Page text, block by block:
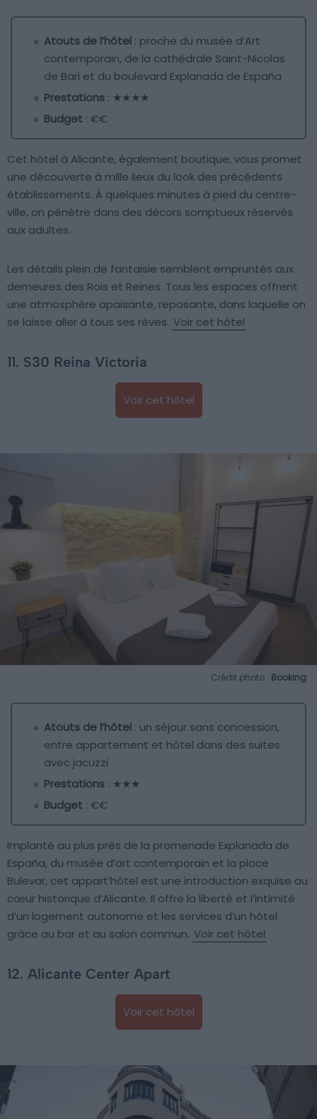
Atouts de l’hôtel : proche du musée d’Art
contemporain, de la cathédrale Saint-Nicolas
de Bari et du boulevard Explanada de España
Prestations : ★★★★
Budget : €€
Cet hôtel à Alicante, également boutique, vous promet
une découverte à mille lieux du look des précédents
établissements. À quelques minutes à pied du centre-
ville, on pénètre dans des décors somptueux réservés
aux adultes.
Les détails plein de fantaisie semblent empruntés aux
demeures des Rois et Reines. Tous les espaces offrent
une atmosphère apaisante, reposante, dans laquelle on
se laisse aller à tous ses rêves. Voir cet hôtel
11. S30 Reina Victoria
Voir cet hôtel
Crédit photo : Booking
Atouts de l’hôtel : un séjour sans concession,
entre appartement et hôtel dans des suites
avec jacuzzi
Prestations : ★★★
Budget : €€
Implanté au plus près de la promenade Explanada de
España, du musée d’art contemporain et la place
Bulevar, cet appart’hôtel est une introduction exquise au
cœur historique d’Alicante. Il offre la liberté et l’intimité
d’un logement autonome et les services d’un hôtel
grâce au bar et au salon commun. Voir cet hôtel
12. Alicante Center Apart
Voir cet hôtel